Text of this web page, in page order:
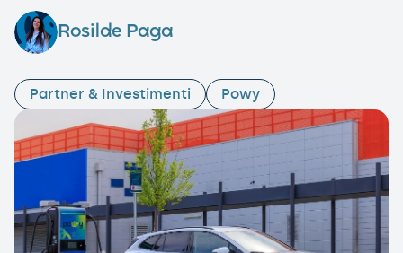
Rosilde Paga
Partner & Investimenti Powy